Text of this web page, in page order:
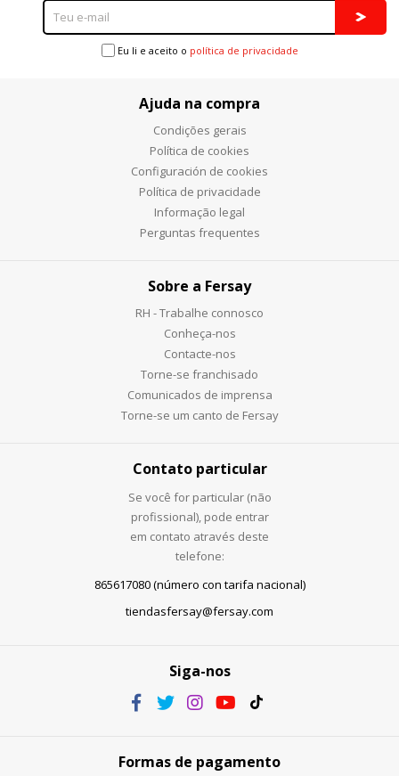
Eu li e aceito o política de privacidade
Ajuda na compra
Condições gerais
Política de cookies
Configuración de cookies
Política de privacidade
Informação legal
Perguntas frequentes
Sobre a Fersay
RH - Trabalhe connosco
Conheça-nos
Contacte-nos
Torne-se franchisado
Comunicados de imprensa
Torne-se um canto de Fersay
Contato particular
Se você for particular (não
profissional), pode entrar
em contato através deste
telefone:
865617080 (número con tarifa nacional)
tiendasfersay@fersay.com
Siga-nos
Formas de pagamento